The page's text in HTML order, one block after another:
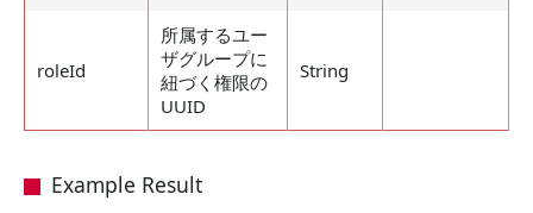
roleId
所属するユー
ザグループに
紐づく権限の
UUID
String
Example Result